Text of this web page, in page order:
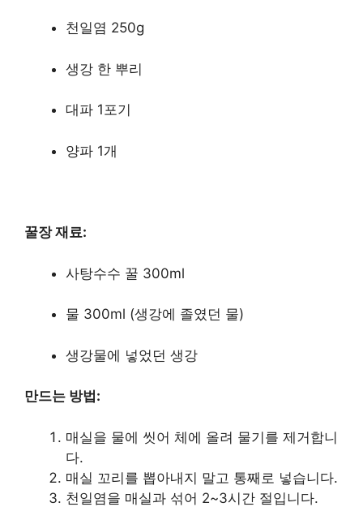
천일염 250g
생강 한 뿌리
대파 1포기
양파 1개
꿀장 재료:
사탕수수 꿀 300ml
물 300ml (생강에 졸였던 물)
생강물에 넣었던 생강
만드는 방법:
매실을 물에 씻어 체에 올려 물기를 제거합니
다.
매실 꼬리를 뽑아내지 말고 통째로 넣습니다.
천일염을 매실과 섞어 2~3시간 절입니다.